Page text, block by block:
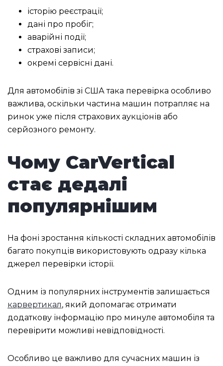
історію реєстрації;
дані про пробіг;
аварійні події;
страхові записи;
окремі сервісні дані.
Для автомобілів зі США така перевірка особливо
важлива, оскільки частина машин потрапляє на
ринок уже після страхових аукціонів або
серйозного ремонту.
Чому CarVertical
стає дедалі
популярнішим
На фоні зростання кількості складних автомобілів
багато покупців використовують одразу кілька
джерел перевірки історії.
Одним із популярних інструментів залишається
карвертикал, який допомагає отримати
додаткову інформацію про минуле автомобіля та
перевірити можливі невідповідності.
Особливо це важливо для сучасних машин із